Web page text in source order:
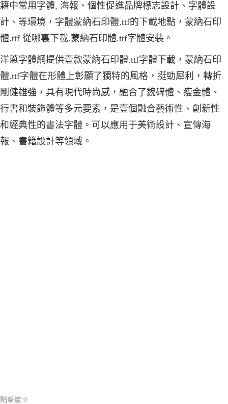
籍中常用字體, 海報、個性促進品牌標志設計、字體設
計、等環境，字體蒙納石印體.ttf的下載地點，蒙納石印
體.ttf 從哪裏下載.蒙納石印體.ttf字體安裝。
洋蔥字體網提供壹款蒙納石印體.ttf字體下載，蒙納石印
體.ttf字體在形體上彰顯了獨特的風格，挺勁犀利，轉折
剛健雄強，具有現代時尚感，融合了魏碑體、瘦金體、
行書和裝飾體等多元要素，是壹個融合藝術性、創新性
和經典性的書法字體。可以應用于美術設計、宣傳海
報、書籍設計等領域。
點擊量:0